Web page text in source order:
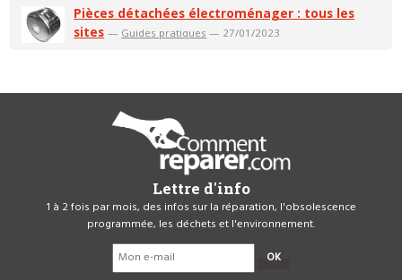
Pièces détachées électroménager : tous les
sites — Guides pratiques — 27/01/2023
Lettre d'info
1 à 2 fois par mois, des infos sur la réparation, l'obsolescence
programmée, les déchets et l'environnement.
OK